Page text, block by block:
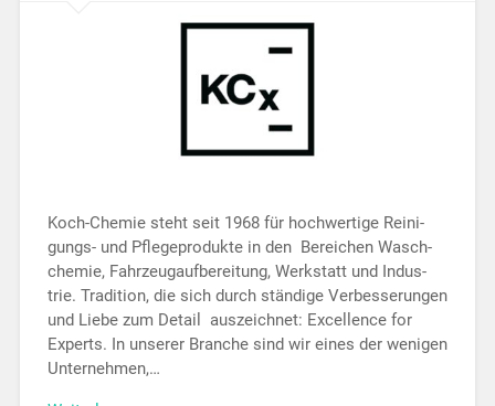
Koch-Chemie steht seit 1968 für hoch­wer­ti­ge Rei­ni­
gungs- und Pfle­ge­pro­duk­te in den Be­rei­chen Wasch­
che­mie, Fahr­zeug­auf­be­rei­tung, Werk­statt und In­dus­
trie. Tra­di­ti­on, die sich durch stän­di­ge Ver­bes­se­run­gen
und Lie­be zum De­tail aus­zeich­net: Excellence for
Experts. In un­se­rer Bran­che sind wir eines der we­ni­gen
Un­ter­neh­men,…